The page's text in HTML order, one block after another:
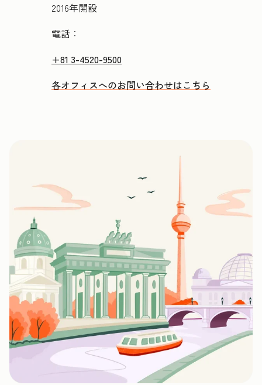
2016年開設
電話：
+81 3-4520-9500
各オフィスへのお問い合わせはこちら